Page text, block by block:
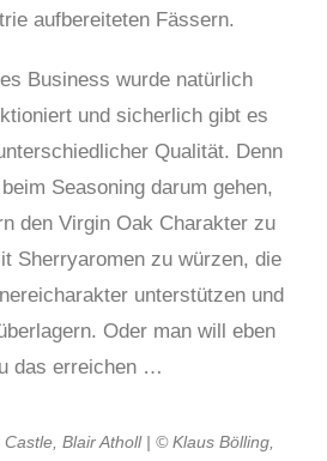
aufbereiteten Fässern.
Business wurde natürlich
und sicherlich gibt es
Qualität. Denn
Seasoning darum gehen,
den Virgin Oak Charakter zu
Sherryaromen zu würzen, die
unterstützen und
Oder man will eben
das erreichen …
Blair Atholl | © Klaus Bölling,